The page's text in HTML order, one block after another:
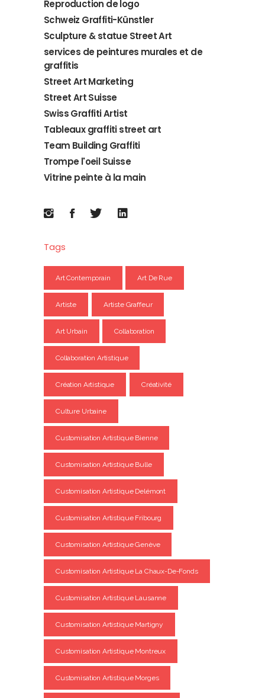
Reproduction de logo
Schweiz Graffiti-Künstler
Sculpture & statue Street Art
services de peintures murales et de
graffitis
Street Art Marketing
Street Art Suisse
Swiss Graffiti Artist
Tableaux graffiti street art
Team Building Graffiti
Trompe l'oeil Suisse
Vitrine peinte à la main
Tags
Art Contemporain Art De Rue
Artiste Artiste Graffeur
Art Urbain Collaboration
Collaboration Artistique
Création Artistique Créativité
Culture Urbaine
Customisation Artistique Bienne
Customisation Artistique Bulle
Customisation Artistique Delémont
Customisation Artistique Fribourg
Customisation Artistique Genève
Customisation Artistique La Chaux-De-Fonds
Customisation Artistique Lausanne
Customisation Artistique Martigny
Customisation Artistique Montreux
Customisation Artistique Morges